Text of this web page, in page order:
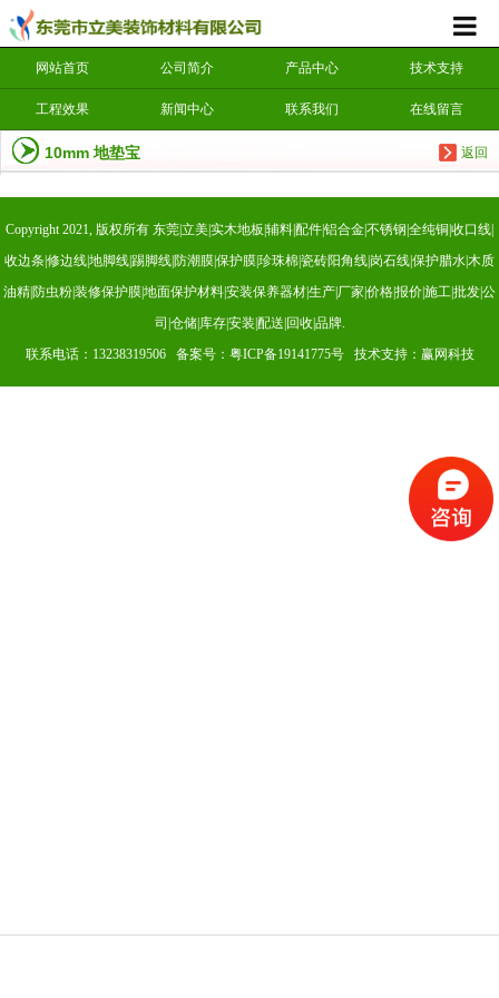
网站首页 公司简介 产品中心 技术支持
工程效果 新闻中心 联系我们 在线留言
返回
10mm 地垫宝
Copyright 2021, 版权所有 东莞|立美|实木地板|辅料|配件|铝合金|不锈钢|全纯铜|收口线|
收边条|修边线|地脚线|踢脚线|防潮膜|保护膜|珍珠棉|瓷砖阳角线|岗石线|保护腊水|木质
油精|防虫粉|装修保护膜|地面保护材料|安装保养器材|生产|厂家|价格|报价|施工|批发|公
司|仓储|库存|安装|配送|回收|品牌.
联系电话：13238319506 备案号： 粤ICP备19141775号 技术支持：赢网科技